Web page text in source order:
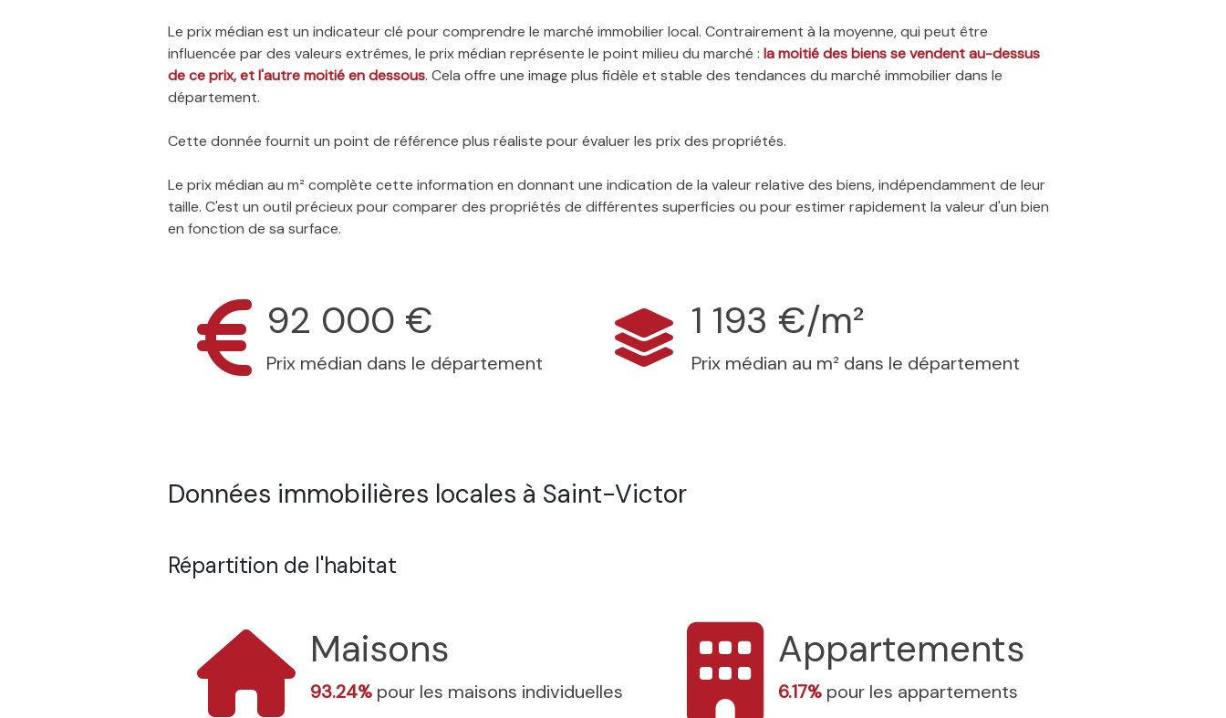
Le prix médian est un indicateur clé pour comprendre le marché immobilier local. Contrairement à la moyenne, qui peut être
influencée par des valeurs extrêmes, le prix médian représente le point milieu du marché : la moitié des biens se vendent au-dessus
de ce prix, et l'autre moitié en dessous. Cela offre une image plus fidèle et stable des tendances du marché immobilier dans le
département.
Cette donnée fournit un point de référence plus réaliste pour évaluer les prix des propriétés.
Le prix médian au m² complète cette information en donnant une indication de la valeur relative des biens, indépendamment de leur
taille. C'est un outil précieux pour comparer des propriétés de différentes superficies ou pour estimer rapidement la valeur d'un bien
en fonction de sa surface.
92 000 €
Prix médian dans le département
1 193 €/m²
Prix médian au m² dans le département
Données immobilières locales à Saint-Victor
Répartition de l'habitat
Maisons
93.24% pour les maisons individuelles
Appartements
6.17% pour les appartements